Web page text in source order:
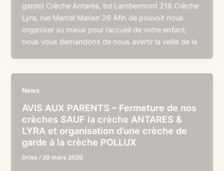
garde) Crèche Antarès, bd Lambermont 218 Crèche
Lyra, rue Marcel Marien 26 Afin de pouvoir nous
organiser au mieux pour l’accueil de votre enfant,
nous vous demandons de nous avertir la veille de la
News
AVIS AUX PARENTS – Fermeture de nos
crèches SAUF la crèche ANTARES &
LYRA et organisation d’une crèche de
garde à la crèche POLLUX
Driss / 20 mars 2020